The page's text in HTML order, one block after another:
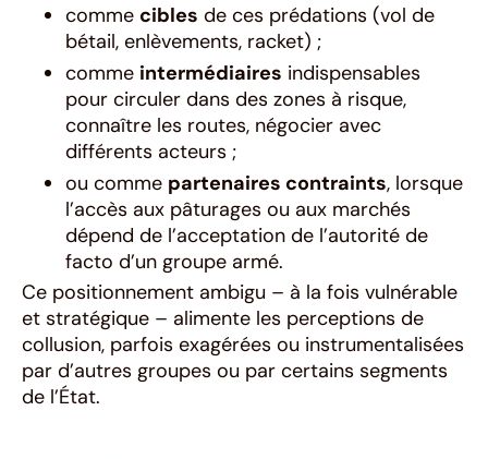
comme cibles de ces prédations (vol de
bétail, enlèvements, racket) ;
comme intermédiaires indispensables
pour circuler dans des zones à risque,
connaître les routes, négocier avec
différents acteurs ;
ou comme partenaires contraints, lorsque
l’accès aux pâturages ou aux marchés
dépend de l’acceptation de l’autorité de
facto d’un groupe armé.
Ce positionnement ambigu – à la fois vulnérable
et stratégique – alimente les perceptions de
collusion, parfois exagérées ou instrumentalisées
par d’autres groupes ou par certains segments
de l’État.